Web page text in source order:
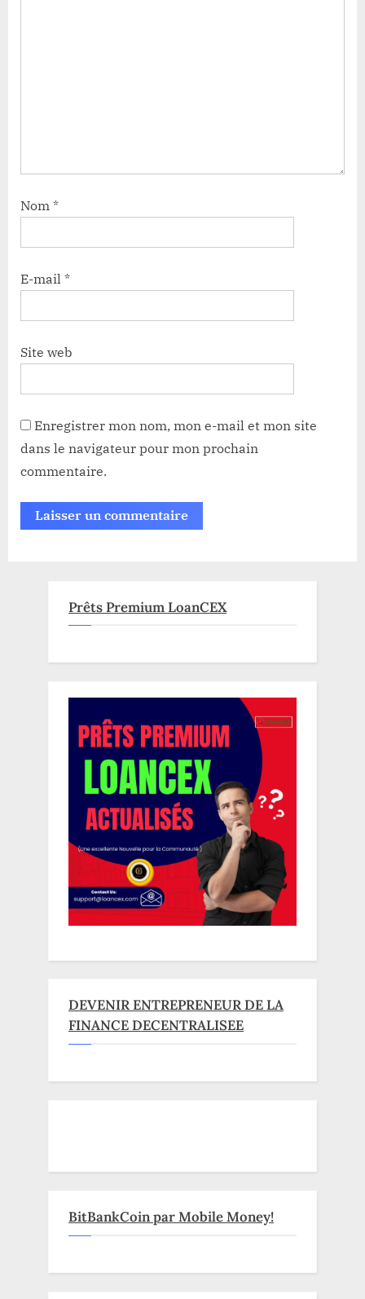
Nom *
E-mail *
Site web
Enregistrer mon nom, mon e-mail et mon site
dans le navigateur pour mon prochain
commentaire.
Prêts Premium LoanCEX
DEVENIR ENTREPRENEUR DE LA
FINANCE DECENTRALISEE
BitBankCoin par Mobile Money!